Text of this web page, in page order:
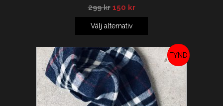
299kr 150 kr
Välj alternativ
REA!